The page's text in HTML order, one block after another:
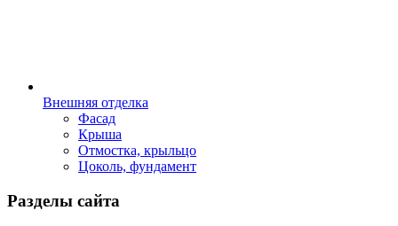
Внешняя отделка
Фасад
Крыша
Отмостка, крыльцо
Цоколь, фундамент
Разделы сайта